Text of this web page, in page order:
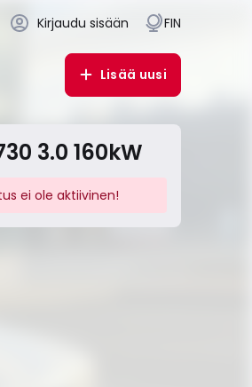
Kirjaudu sisään FIN
Lisää uusi
3.0 160kW
ei ole aktiivinen!